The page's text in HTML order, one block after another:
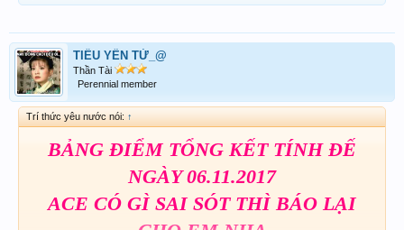
TIỂU YẾN TỬ_@
Thần Tài
Perennial member
Trí thức yêu nước nói: ↑
BẢNG ĐIỂM TỔNG KẾT TÍNH ĐẾ
NGÀY 06.11.2017
ACE CÓ GÌ SAI SÓT THÌ BÁO LẠI